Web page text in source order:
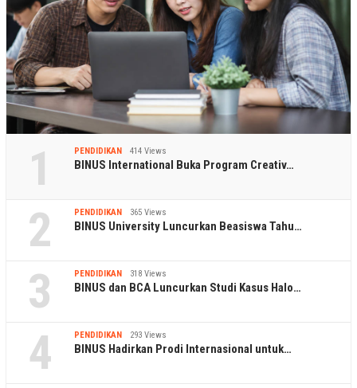
1 PENDIDIKAN 414 Views
BINUS International Buka Program Creativ…
2 PENDIDIKAN 365 Views
BINUS University Luncurkan Beasiswa Tahu…
3 PENDIDIKAN 318 Views
BINUS dan BCA Luncurkan Studi Kasus Halo…
4 PENDIDIKAN 293 Views
BINUS Hadirkan Prodi Internasional untuk…